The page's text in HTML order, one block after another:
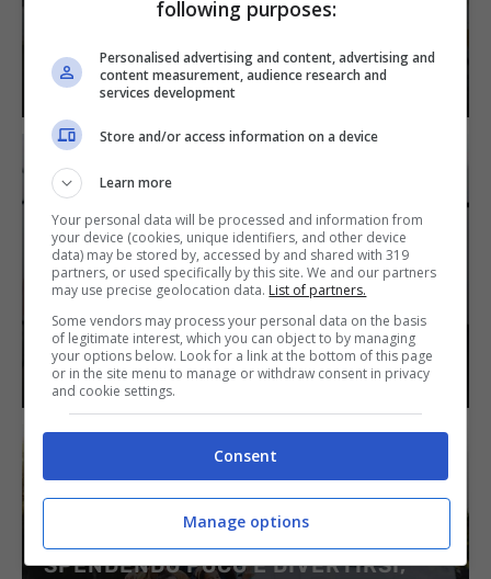
INCREDIBILE QUELLO CHE BISOGNA
12 Giugno 2022
SCONTRO TRA BRAD PITT E
ANGELINA JOLIE, TUTTO PER UN
OLIGARCA RUSSO: INCREDIBILE
QUELLO CHE È SUCCESSO
9 Giugno 2022
VACANZE IN CAMPER E ROULOTTE
SPENDENDO POCO E DIVERTIRSI,
following purposes:
Personalised advertising and content, advertising and
content measurement, audience research and
services development
Store and/or access information on a device
Learn more
Your personal data will be processed and information from
your device (cookies, unique identifiers, and other device
data) may be stored by, accessed by and shared with 319
partners, or used specifically by this site. We and our partners
may use precise geolocation data. List of partners.
Some vendors may process your personal data on the basis
of legitimate interest, which you can object to by managing
your options below. Look for a link at the bottom of this page
or in the site menu to manage or withdraw consent in privacy
and cookie settings.
Consent
Manage options